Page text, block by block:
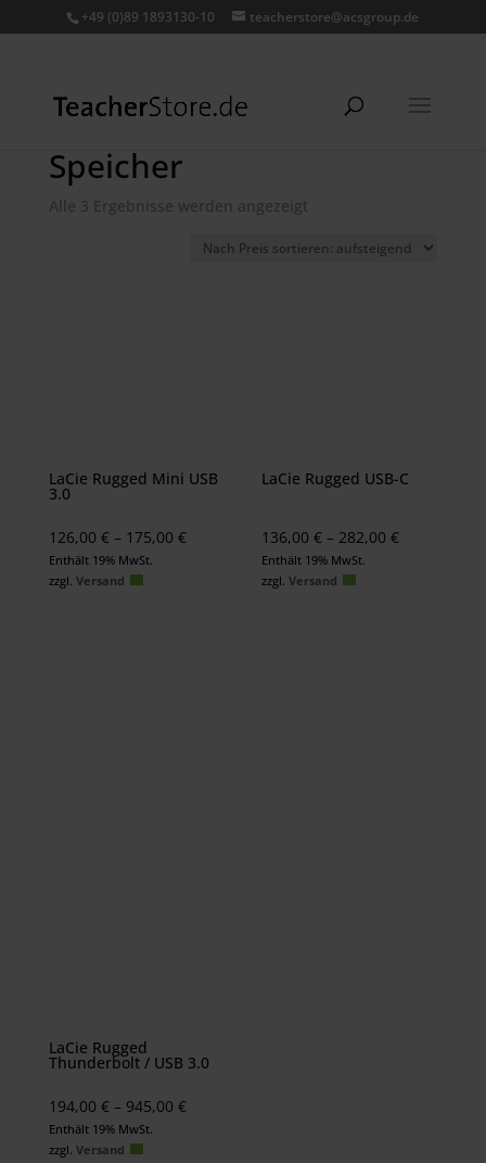
+49 (0)89 1893130-10 teacherstore@acsgroup.de
Speicher
Alle 3 Ergebnisse werden angezeigtNach
sortiert:
LaCie Rugged Mini USB
3.0
126,00 € – 175,00 €Preisspanne:
Enthält 19% MwSt.
zzgl. Versand
LaCie Rugged USB-C
136,00€ – 282,00€
Enthält 19% MwSt.
zzgl.Versand
LaCie Rugged
Thunderbolt / USB 3.0
194,00 € – 945,00 €Preisspanne:
Enthält 19% MwSt.
zzgl. Versand